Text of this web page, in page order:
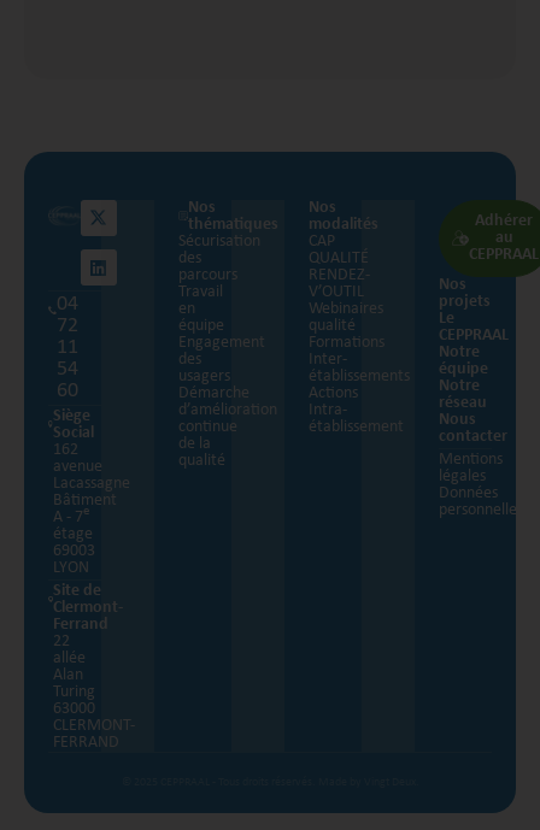
04
72
11
54
60
Siège
Social
162
avenue
Lacassagne
Bâtiment
A - 7e
étage
69003
LYON
Site de
Clermont-
Ferrand
22
allée
Alan
Turing
63000
CLERMONT-
FERRAND
Nos
thématiques
Sécurisation
des
parcours
Travail
en
équipe
Engagement
des
usagers
Démarche
d’amélioration
continue
de la
qualité
Nos
modalités
CAP
QUALITÉ
RENDEZ-
V’OUTIL
Webinaires
qualité
Formations
Inter-
établissements
Actions
Intra-
établissement
Adhérer
au
CEPPRAAL
Nos
projets
Le
CEPPRAAL
Notre
équipe
Notre
réseau
Nous
contacter
Mentions
légales
Données
personnelles